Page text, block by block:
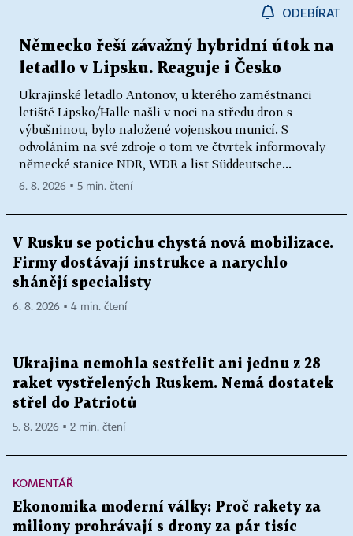
ODEBÍRAT
Německo řeší závažný hybridní útok na
letadlo v Lipsku. Reaguje i Česko
Ukrajinské letadlo Antonov, u kterého zaměstnanci
letiště Lipsko/Halle našli v noci na středu dron s
výbušninou, bylo naložené vojenskou municí. S
odvoláním na své zdroje o tom ve čtvrtek informovaly
německé stanice NDR, WDR a list Süddeutsche...
6. 8. 2026 ▪ 5 min. čtení
V Rusku se potichu chystá nová mobilizace.
Firmy dostávají instrukce a narychlo
shánějí specialisty
6. 8. 2026 ▪ 4 min. čtení
Ukrajina nemohla sestřelit ani jednu z 28
raket vystřelených Ruskem. Nemá dostatek
střel do Patriotů
5. 8. 2026 ▪ 2 min. čtení
KOMENTÁŘ
Ekonomika moderní války: Proč rakety za
miliony prohrávají s drony za pár tisíc